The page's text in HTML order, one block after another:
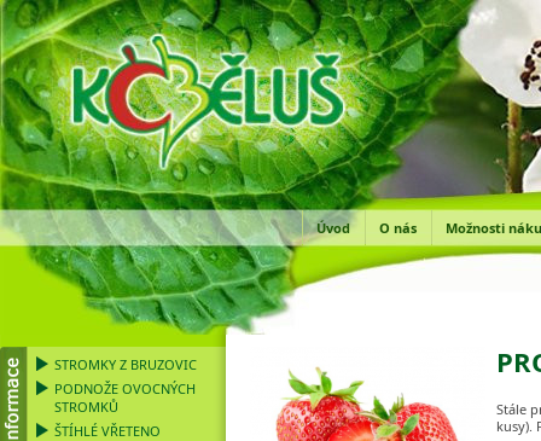
Úvod O nás Možnosti
STROMKY Z BRUZOVIC
PODNOŽE OVOCNÝCH
STROMKŮ
ŠTÍHLÉ VŘETENO
Stále
kusy).